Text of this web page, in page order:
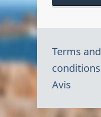
Terms and
conditions
Avis